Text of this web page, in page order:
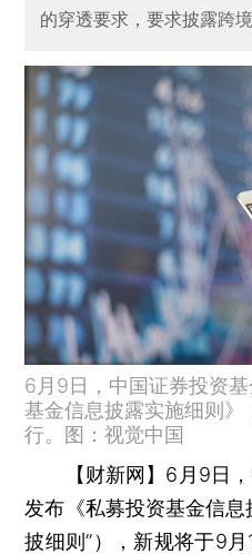
的穿透要求，要求披露跨
6月9日，中国证券投资
基金信息披露实施细则
行。图：视觉中国
【财新网】 6月9日
发布《私募投资基金信
披细则”），新规将于9